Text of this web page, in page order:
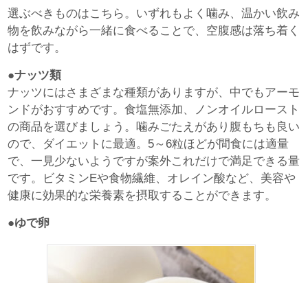
選ぶべきものはこちら。いずれもよく噛み、温かい飲み
物を飲みながら一緒に食べることで、空腹感は落ち着く
はずです。
●ナッツ類
ナッツにはさまざまな種類がありますが、中でもアーモ
ンドがおすすめです。食塩無添加、ノンオイルロースト
の商品を選びましょう。噛みごたえがあり腹もちも良い
ので、ダイエットに最適。5～6粒ほどが間食には適量
で、一見少ないようですが案外これだけで満足できる量
です。ビタミンEや食物繊維、オレイン酸など、美容や
健康に効果的な栄養素を摂取することができます。
●ゆで卵